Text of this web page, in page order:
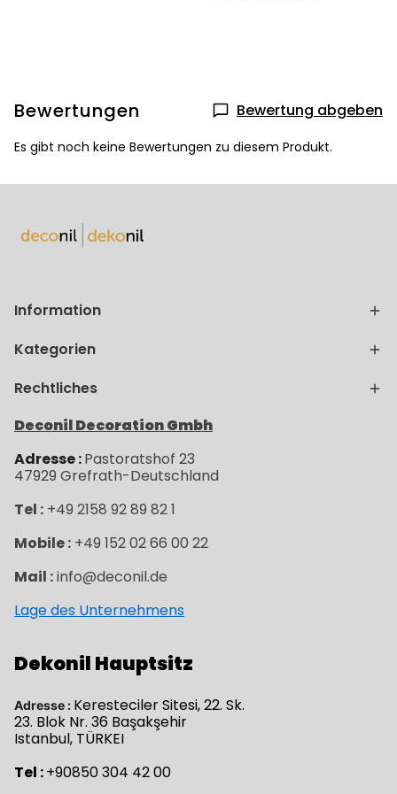
Bewertungen Bewertung abgeben
Es gibt noch keine Bewertungen zu diesem Produkt.
Information
Kategorien
Rechtliches
Deconil Decoration Gmbh
Adresse :Pastoratshof 23
47929 Grefrath-Deutschland
Tel : +49 2158 92 89 82 1
Mobile : +49 152 02 66 00 22
Mail :info@deconil.de
Lage des Unternehmens
Dekonil Hauptsitz
Adresse : Keresteciler Sitesi, 22. Sk.
23. Blok Nr. 36 Başakşehir
Istanbul, TÜRKEI
Tel :+90850 304 42 00